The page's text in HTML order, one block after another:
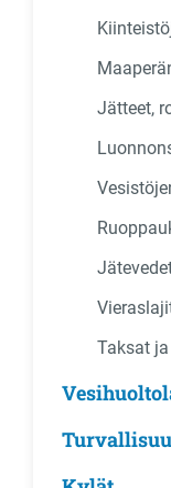
Jätteet,
Taksat